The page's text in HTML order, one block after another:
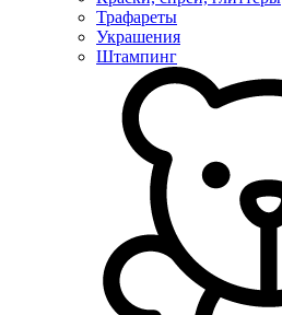
Трафареты
Украшения
Штампинг